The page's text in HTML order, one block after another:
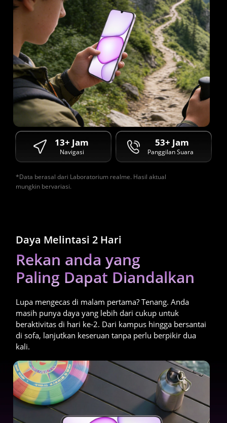
*Data berasal dari Laboratorium realme. Hasil aktual
mungkin bervariasi.
53+ Jam
Panggilan Suara
13+ Jam
Navigasi
Daya Melintasi 2 Hari
Rekan anda yang
Paling Dapat Diandalkan
Lupa mengecas di malam pertama? Tenang. Anda
masih punya daya yang lebih dari cukup untuk
beraktivitas di hari ke-2. Dari kampus hingga bersantai
di sofa, lanjutkan keseruan tanpa perlu berpikir dua
kali.
Daya Melintasi 2 Hari
Rekan anda yang
Paling Dapat Diandalkan
Lupa mengecas di malam pertama? Tenang. Anda
masih punya daya yang lebih dari cukup untuk
beraktivitas di hari ke-2. Dari kampus hingga bersantai
di sofa, lanjutkan keseruan tanpa perlu berpikir dua
kali.